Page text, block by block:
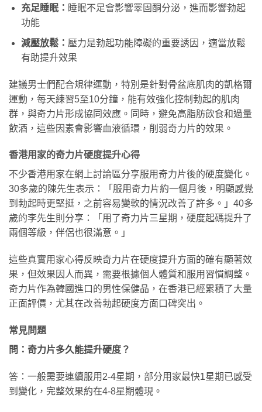
充足睡眠： 睡眠不足會影響睪固酮分泌，進而影響勃起
功能
減壓放鬆： 壓力是勃起功能障礙的重要誘因，適當放鬆
有助提升效果
建議男士們配合規律運動，特別是針對骨盆底肌肉的凱格爾
運動，每天練習5至10分鐘，能有效強化控制勃起的肌肉
群，與奇力片形成協同效應。同時，避免高脂肪飲食和過量
飲酒，這些因素會影響血液循環，削弱奇力片的效果。
香港用家的奇力片硬度提升心得
不少香港用家在網上討論區分享服用奇力片後的硬度變化。
30多歲的陳先生表示：「服用奇力片約一個月後，明顯感覺
到勃起時更堅挺，之前容易變軟的情況改善了許多。」40多
歲的李先生則分享：「用了奇力片三星期，硬度起碼提升了
兩個等級，伴侶也很滿意。」
這些真實用家心得反映奇力片在硬度提升方面的確有顯著效
果，但效果因人而異，需要根據個人體質和服用習慣調整。
奇力片作為韓國進口的男性保健品，在香港已經累積了大量
正面評價，尤其在改善勃起硬度方面口碑突出。
常見問題
問：奇力片多久能提升硬度？
答：一般需要連續服用2-4星期，部分用家最快1星期已感受
到變化，完整效果約在4-8星期體現。